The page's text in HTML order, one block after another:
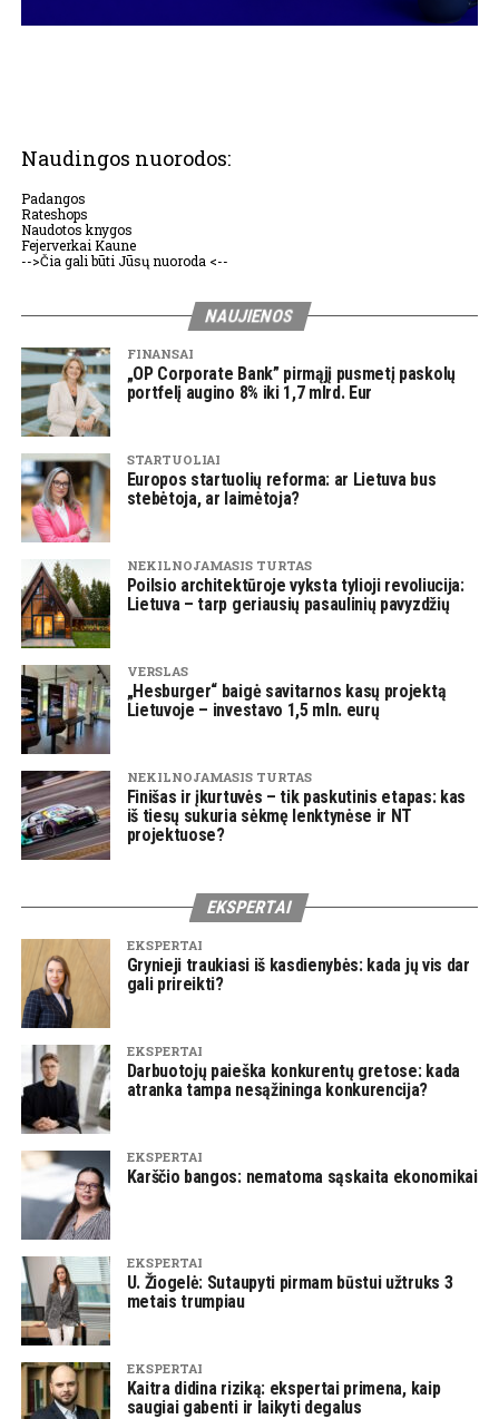
Naudingos nuorodos:
Padangos
Rateshops
Naudotos knygos
Fejerverkai Kaune
-->Čia gali būti Jūsų nuoroda <--
NAUJIENOS
FINANSAI
„OP Corporate Bank” pirmąjį pusmetį paskolų
portfelį augino 8% iki 1,7 mlrd. Eur
STARTUOLIAI
Europos startuolių reforma: ar Lietuva bus
stebėtoja, ar laimėtoja?
NEKILNOJAMASIS TURTAS
Poilsio architektūroje vyksta tylioji revoliucija:
Lietuva – tarp geriausių pasaulinių pavyzdžių
VERSLAS
„Hesburger“ baigė savitarnos kasų projektą
Lietuvoje – investavo 1,5 mln. eurų
NEKILNOJAMASIS TURTAS
Finišas ir įkurtuvės – tik paskutinis etapas: kas
iš tiesų sukuria sėkmę lenktynėse ir NT
projektuose?
EKSPERTAI
EKSPERTAI
Grynieji traukiasi iš kasdienybės: kada jų vis dar
gali prireikti?
EKSPERTAI
Darbuotojų paieška konkurentų gretose: kada
atranka tampa nesąžininga konkurencija?
EKSPERTAI
Karščio bangos: nematoma sąskaita ekonomikai
EKSPERTAI
U. Žiogelė: Sutaupyti pirmam būstui užtruks 3
metais trumpiau
EKSPERTAI
Kaitra didina riziką: ekspertai primena, kaip
saugiai gabenti ir laikyti degalus